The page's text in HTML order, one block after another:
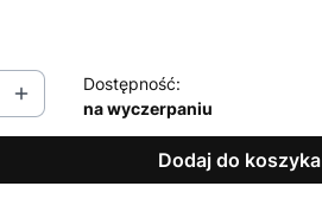
Dostępność:
na wyczerpaniu
Dodaj do koszyka